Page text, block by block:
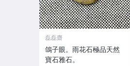
磊磊齋
鴿子眼。雨花石極品天然
寶石雅石。